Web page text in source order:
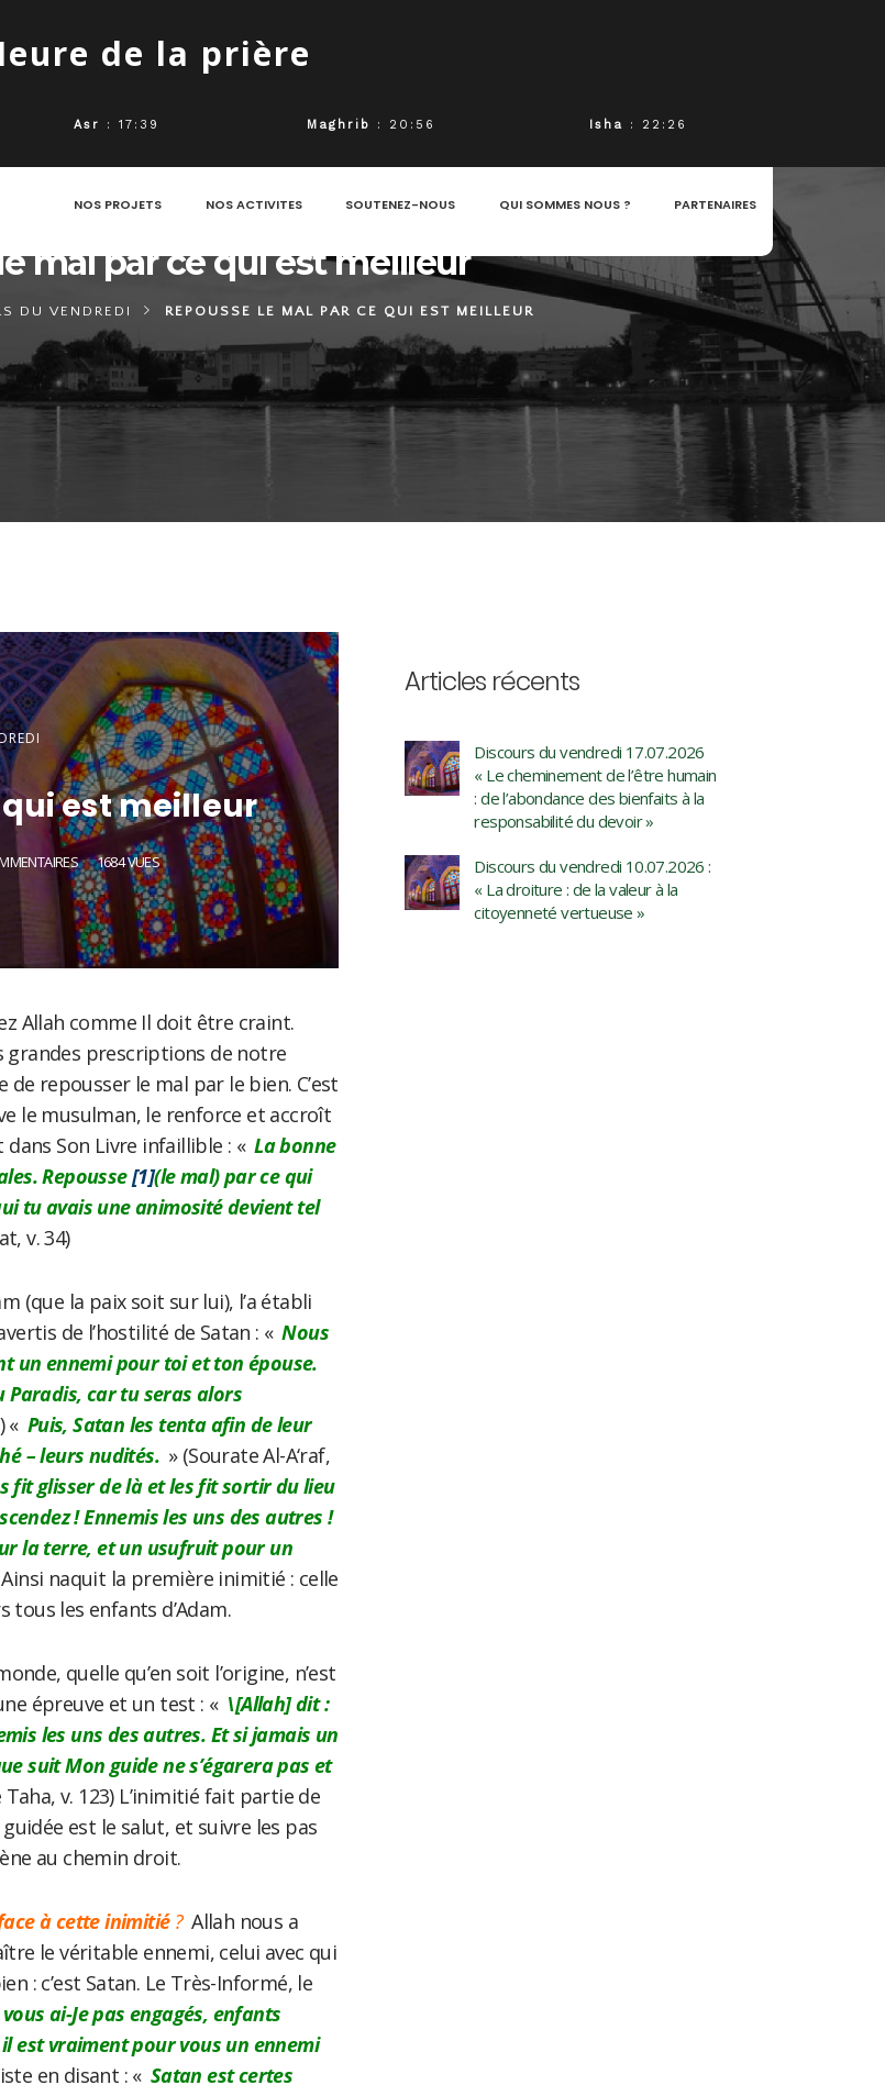
de la prière
Asr : 17:39 Maghrib : 20:56 Isha : 22:26
NOS PROJETS NOS ACTIVITES SOUTENEZ-NOUS QUI SOMMES NOUS ? PARTENAIRES
mal par ce qui est meilleur
DU VENDREDI REPOUSSE LE MAL PAR CE QUI EST MEILLEUR
est meilleur
1684 VUES
Allah comme Il doit être craint.
grandes prescriptions de notre
repousser le mal par le bien. C’est
le musulman, le renforce et accroît
Son Livre infaillible : « La bonne
Repousse[1](le mal) par ce qui
tu avais une animosité devient tel
v. 34)
(que la paix soit sur lui), l’a établi
de l’hostilité de Satan : « Nous
un ennemi pour toi et ton épouse.
Paradis, car tu seras alors
« Puis, Satan les tenta afin de leur
– leurs nudités. » (Sourate Al-A‘raf,
fit glisser de là et les fit sortir du lieu
! Ennemis les uns des autres !
la terre, et un usufruit pour un
Ainsi naquit la première inimitié : celle
tous les enfants d’Adam.
quelle qu’en soit l’origine, n’est
épreuve et un test : « \[Allah] dit :
les uns des autres. Et si jamais un
suit Mon guide ne s’égarera pas et
Taha, v. 123) L’inimitié fait partie de
est le salut, et suivre les pas
au chemin droit.
à cette inimitié? Allah nous a
le véritable ennemi, celui avec qui
: c’est Satan. Le Très-Informé, le
ai-Je pas engagés, enfants
est vraiment pour vous un ennemi
en disant : « Satan est certes
Articles récents
Discours du vendredi 17.07.2026
« Le cheminement de l’être humain
: de l’abondance des bienfaits à la
responsabilité du devoir »
Discours du vendredi 10.07.2026 :
« La droiture : de la valeur à la
citoyenneté vertueuse »